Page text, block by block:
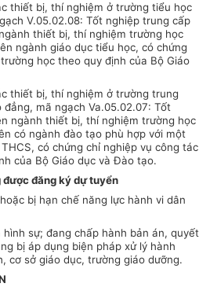
thiết bị, thí nghiệm ở trường tiểu học
V.05.02.08: Tốt nghiệp trung cấp
thiết bị, thí nghiệm trường học
ngành giáo dục tiểu học, có chứng
học theo quy định của Bộ Giáo
thiết bị, thí nghiệm ở trường trung
đẳng, mã ngạch Va.05.02.07: Tốt
ngành thiết bị, thí nghiệm trường học
có ngành đào tạo phù hợp với một
có chứng chỉ nghiệp vụ công tác
của Bộ Giáo dục và Đào tạo.
đăng ký dự tuyển
bị hạn chế năng lực hành vi dân
sự; đang chấp hành bản án, quyết
bị áp dụng biện pháp xử lý hành
cơ sở giáo dục, trường giáo dưỡng.